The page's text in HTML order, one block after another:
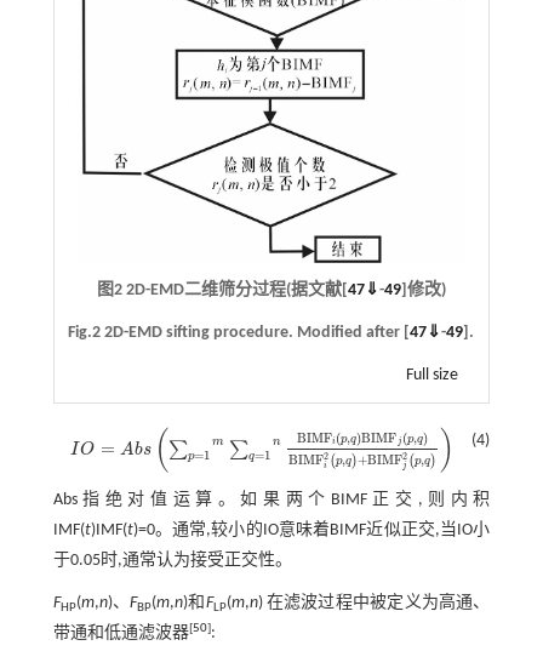
图2 2D-EMD二维筛分过程(据文献[47⇓-49]修改)
Fig.2 2D-EMD sifting procedure. Modified after [47 ⇓-49].
Full size
(4)
IO = Abs ( ∑p=1
m ∑q=1
n BIMFi(p,q)BIMF j (p,q)
BIMF2
i ( p,q)+BIMF2
j ( p,q) )
IO= Abs ∑p=1 m ∑q=1n M Fi(p, BIMFj(p,q)BIMFi2(p,q)+ B F 2
Abs指绝对值运算。如果两个BIMF正交,则内积
IMF(t)IMF(t)=0。通常,较小的IO意味着BIMF近似正交,当IO小
于0.05时,通常认为接受正交性。
FHP(m,n)、FBP(m,n)和 FLP(m,n) 在滤波过程中被定义为高通、
带通和低通滤波器[50]: